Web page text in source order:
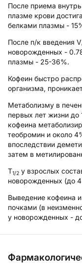
После приема
плазме крови
белками плазмы -
После п/к введения V
новорожденных -
плазмы - 25-36%.
Кофеин быстро
организма,
Метаболизму в
первых лет жизни
кофеина
теобромин и около
впоследствии
затем в
T1/2 у взрослых
новорожденных (до
Выведение кофеина
почками (в
у новорожденных -